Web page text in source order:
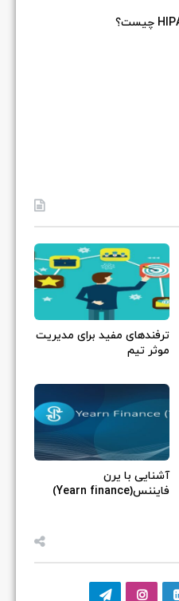
ترفندهای مفید برای مدیریت
موثر تیم
آشنایی با یرن
فایننس(Yearn finance)